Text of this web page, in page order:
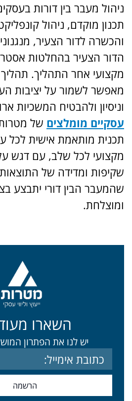
ניהול מעבר בין דורות
תכנון מוקדם, ניהול
והכשרה לדור הצעיר,
הדור הצעיר בהחלטות
מקצועי אחר התהליך.
מאפשר לשמור על יציבות
וניסיון ולהבטיח המשכיות
עסקיים מומלצים של מטרות
תכנית מותאמת אישית לכל
מקצועי לכל שלב, עם דגש
שקיפות ומדידה של
שהמעבר הבין דורי יתבצע
ומוצלחת.
השארו
יש לנו את הפתרון